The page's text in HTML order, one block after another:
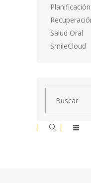
Salud Oral
SmileCloud